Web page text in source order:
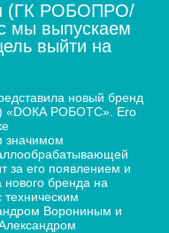
(ГК РОБОПРО/
мы выпускаем
выйти на
новый бренд
«DОКА РОБОТС». Его
значимом
за его появлением и
нового бренда на
Ворониным и